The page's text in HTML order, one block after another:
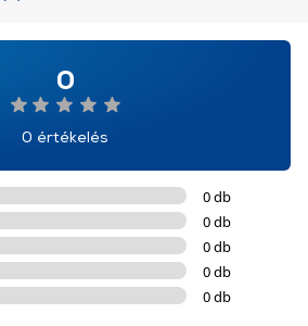
0
0 értékelés
0 db
0 db
0 db
0 db
0 db